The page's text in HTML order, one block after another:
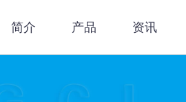
简介 产品 资讯